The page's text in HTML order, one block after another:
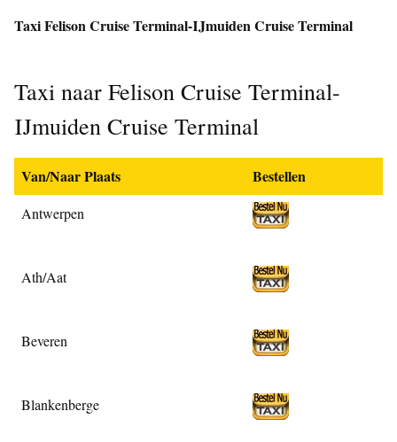
Taxi Felison Cruise Terminal-IJmuiden Cruise Terminal
Taxi naar Felison Cruise Terminal-
IJmuiden Cruise Terminal
Van/Naar Plaats Bestellen
Antwerpen
Ath/Aat
Beveren
Blankenberge